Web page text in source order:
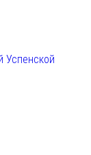
Успенской